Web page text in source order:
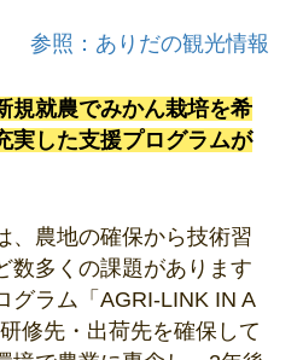
参照：ありだの観光情報
規就農でみかん栽培を希
実した支援プログラムが
、農地の確保から技術習
数多くの課題があります
グラム「AGRI-LINK IN A
修先・出荷先を確保して